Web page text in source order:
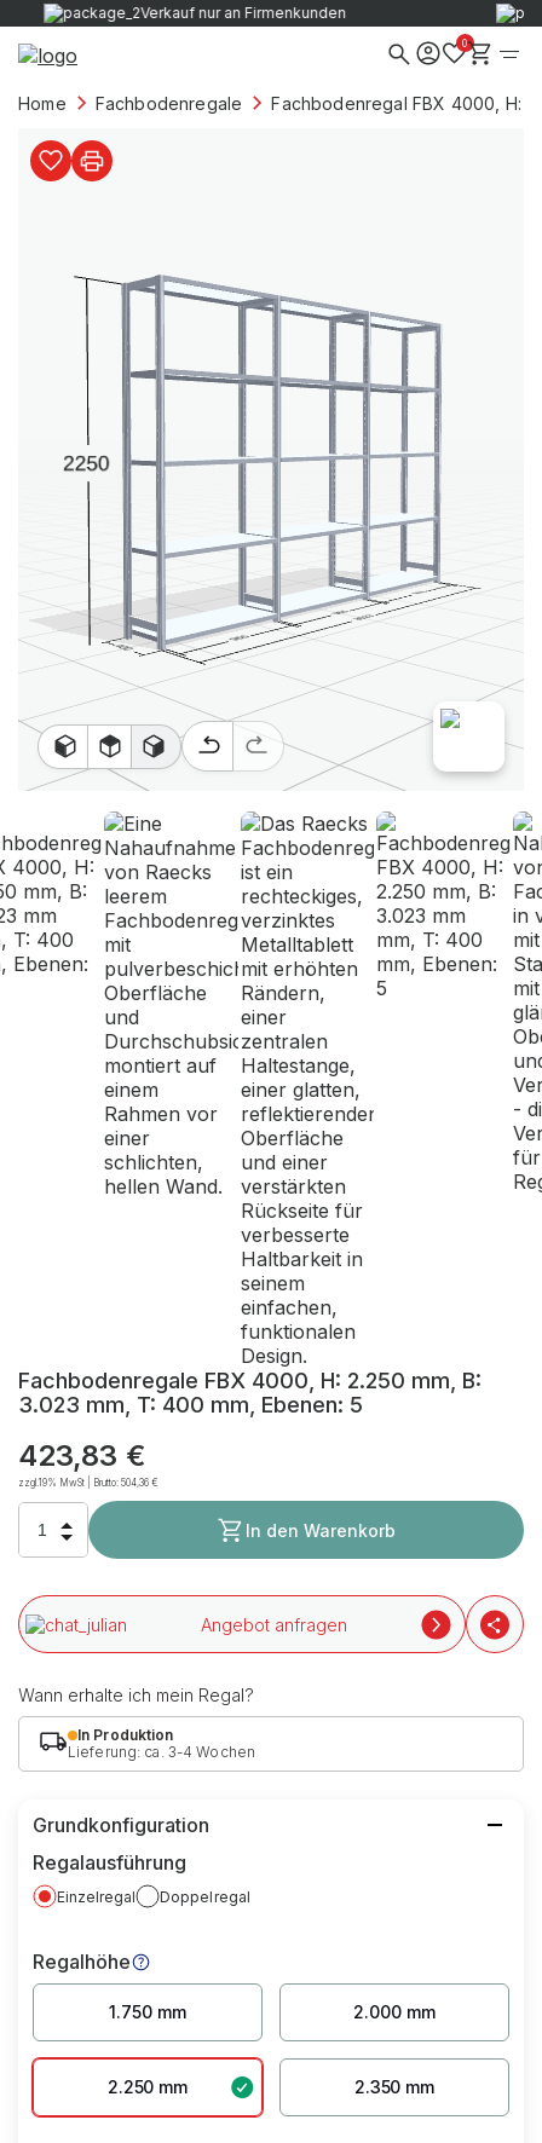
Verkauf nur an Firmenkunden
0
Home Fachbodenregale Fachbodenregal FBX 4000, H:
Fachbodenregale FBX 4000, H: 2.250 mm, B:
3.023 mm, T: 400 mm, Ebenen: 5
423,83 €
zzgl.19% MwSt | Brutto:504,36 €
In den Warenkorb
Angebot anfragen
Wann erhalte ich mein Regal?
In Produktion
Lieferung: ca. 3-4 Wochen
Grundkonfiguration
Regalausführung
Einzelregal Doppelregal
Regalhöhe
1.750 mm 2.000 mm
2.250 mm 2.350 mm